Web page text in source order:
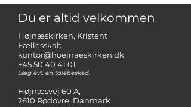
Du er altid velkommen
Højnæskirken, Kristent
Fællesskab
kontor@hoejnaeskirken.dk
+45 50 40 41 01
Læg evt. en talebesked.
Højnæsvej 60 A,
2610 Rødovre, Danmark